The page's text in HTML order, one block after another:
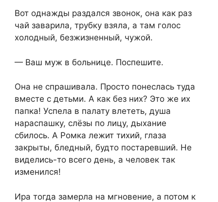
Вот однажды раздался звонок, она как раз
чай заварила, трубку взяла, а там голос
холодный, безжизненный, чужой.
— Ваш муж в больнице. Поспешите.
Она не спрашивала. Просто понеслась туда
вместе с детьми. А как без них? Это же их
папка! Успела в палату влететь, душа
нараспашку, слёзы по лицу, дыхание
сбилось. А Ромка лежит тихий, глаза
закрыты, бледный, будто постаревший. Не
виделись-то всего день, а человек так
изменился!
Ира тогда замерла на мгновение, а потом к